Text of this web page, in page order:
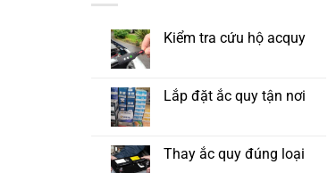
Kiểm tra cứu hộ acquy
Lắp đặt ắc quy tận nơi
Thay ắc quy đúng loại